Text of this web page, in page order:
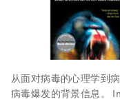
从面对病毒的心理学到
病毒爆发的背景信息。